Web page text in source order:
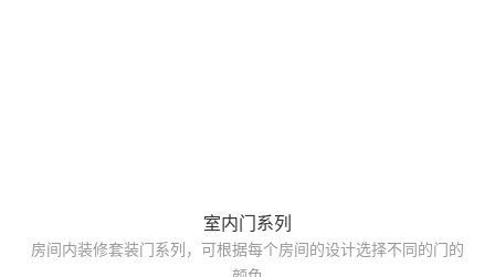
室内门系列
房间内装修套装门系列，可根据每个房间的设计选择不同的门的